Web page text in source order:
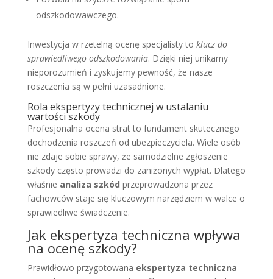
odszkodowawczego.
Inwestycja w rzetelną ocenę specjalisty to klucz do
sprawiedliwego odszkodowania. Dzięki niej unikamy
nieporozumień i zyskujemy pewność, że nasze
roszczenia są w pełni uzasadnione.
Rola ekspertyzy technicznej w ustalaniu
wartości szkody
Profesjonalna ocena strat to fundament skutecznego
dochodzenia roszczeń od ubezpieczyciela. Wiele osób
nie zdaje sobie sprawy, że samodzielne zgłoszenie
szkody często prowadzi do zaniżonych wypłat. Dlatego
właśnie analiza szkód przeprowadzona przez
fachowców staje się kluczowym narzędziem w walce o
sprawiedliwe świadczenie.
Jak ekspertyza techniczna wpływa
na ocenę szkody?
Prawidłowo przygotowana ekspertyza techniczna